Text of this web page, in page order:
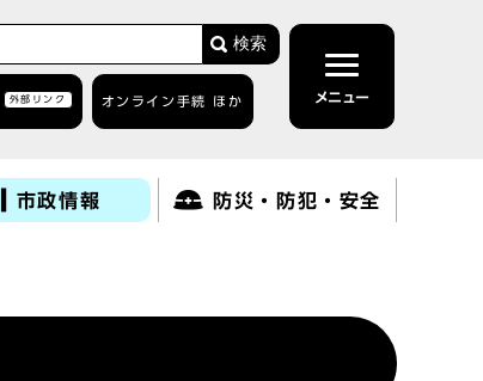
検索
外部リンク オンライン手続 ほか メニュー
市政情報 防災・防犯・安全